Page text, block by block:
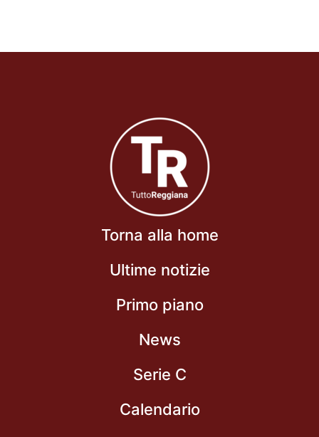
Torna alla home
Ultime notizie
Primo piano
News
Serie C
Calendario